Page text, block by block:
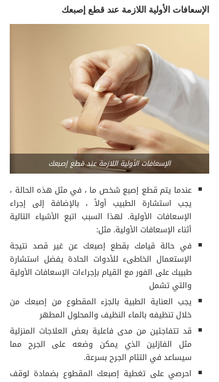
الإسعافات الأولية اللازمة عند قطع إصبعك
الإسعافات الأولية اللازمة عند قطع إصبعك
عندما يتم قطع إصبع شخص ما ، في مثل هذه الحالة ،
يجب استشارة الطبيب أولاً ، بالإضافة إلى إجراء
الإسعافات الأولية. لهذا السبب اتبع الأشياء التالية
أثناء الإسعافات الأولية. مثل:
في حالة قيامك بقطع إصبعك عن غير قصد نتيجة
الإستعمال الخاطىء للأدوات الحادة يفضل استشارة
طبيبك على الفور مع القيام بإجراءات الإسعافات الأولية
والتي تشمل
يجب العناية الطبية بالجزء المقطوع من إصبعك من
خلال تنظيفه بالماء النظيف والمحلول المطهر
قد تتفاجئين من مدى فاعلية بعض العلاجات المنزلية
مثل الفازلين الذي يمكن وضعه على الجرح مما
سيساعد في التئام الجرح بسرعة.
احرصي على تغطية إصبعك المقطوع بضمادة لوقف